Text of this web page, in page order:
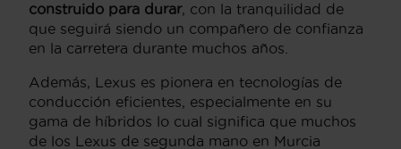
construido para durar, con la tranquilidad de
que seguirá siendo un compañero de confianza
en la carretera durante muchos años.
Además, Lexus es pionera en tecnologías de
conducción eficientes, especialmente en su
gama de híbridos lo cual significa que muchos
de los Lexus de segunda mano en Murcia